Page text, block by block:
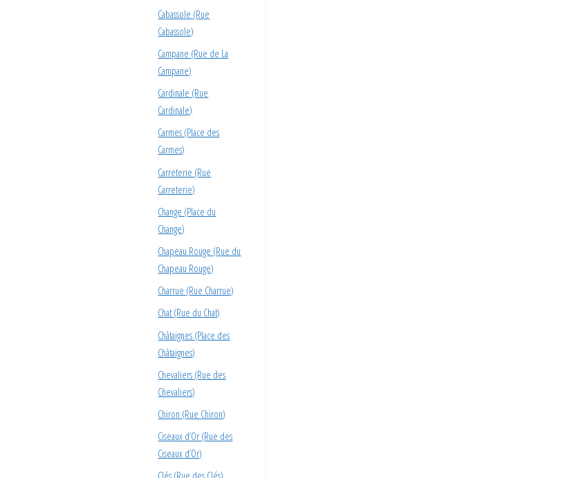
Cabassole (Rue
Cabassole)
Campane (Rue de La
Campane)
Cardinale (Rue
Cardinale)
Carmes (Place des
Carmes)
Carreterie (Rue
Carreterie)
Change (Place du
Change)
Chapeau Rouge (Rue du
Chapeau Rouge)
Charrue (Rue Charrue)
Chat (Rue du Chat)
Châtaignes (Place des
Châtaignes)
Chevaliers (Rue des
Chevaliers)
Chiron (Rue Chiron)
Ciseaux d’Or (Rue des
Ciseaux d’Or)